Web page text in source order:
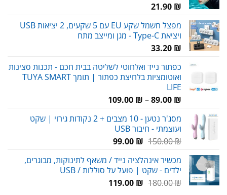
21.90 ₪
מפצל חשמל שקע EU עם 5 שקעים, 2 יציאות USB
ויציאת Type-C - מגן ומייצב מתח
33.20 ₪
כפתור נייד ואלחוטי לשליטה בבית חכם - תכנות סצינות
ואוטומציות בלחיצת כפתור | תומך TUYA SMART
LIFE
89.00 ₪
–
109.00 ₪
מסג'ר נטען - 10 מצבים + 2 נקודות גירוי | שקט
ועוצמתי - חיבור USB
150.00₪
המחיר
היה:
150.00 ₪.
99.00 ₪
המחיר
הוא:
99.00 ₪.
מכשיר אינהלציה נייד / משאף לתינוקות, מבוגרים,
ילדים - שקט | פועל על סוללות / USB
180.00₪
המחיר119.00 ₪
המחיר